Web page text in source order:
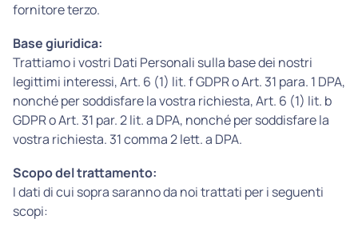
fornitore terzo.
Base giuridica:
Trattiamo i vostri Dati Personali sulla base dei nostri
legittimi interessi, Art. 6 (1) lit. f GDPR o Art. 31 para. 1 DPA,
nonché per soddisfare la vostra richiesta, Art. 6 (1) lit. b
GDPR o Art. 31 par. 2 lit. a DPA, nonché per soddisfare la
vostra richiesta. 31 comma 2 lett. a DPA.
Scopo del trattamento:
I dati di cui sopra saranno da noi trattati per i seguenti
scopi: